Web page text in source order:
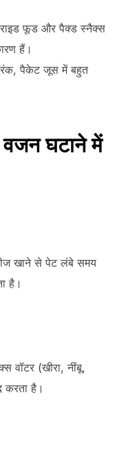
फूड और पैक्ड स्नैक्स
हैं।
पैकेट जूस में बहुत
घटाने में
खाने से पेट लंबे समय
है।
वॉटर (खीरा, नींबू,
करता है।